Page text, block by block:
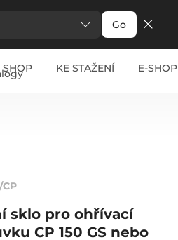
Go
SHOP KE STAŽENÍ E-SHOP
sklo pro ohřívací
CP 150 GS nebo